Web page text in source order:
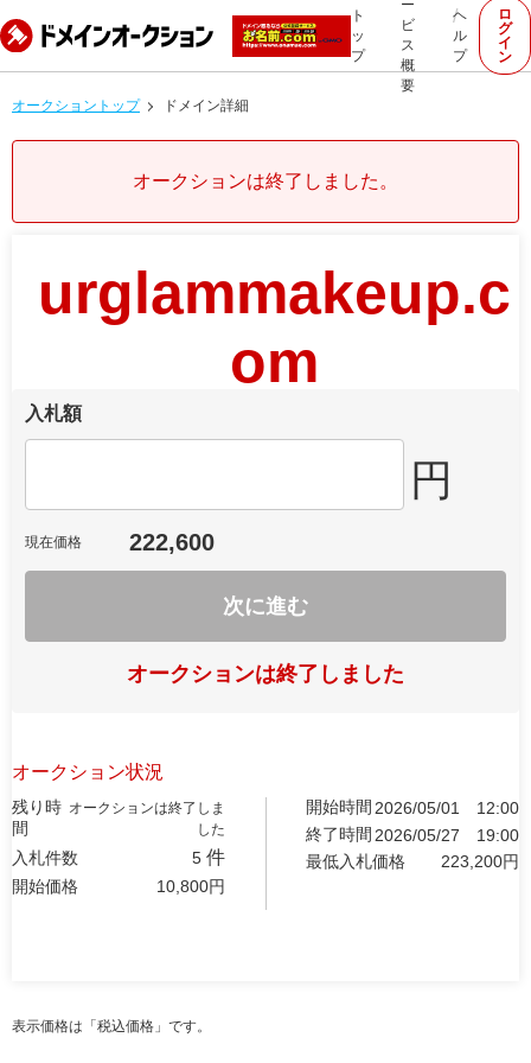
ト
ッ
プ
ー
ビ
ス
概
要
ヘ
ル
プ
ロ
グ
イ
ン
オークショントップ ドメイン詳細
オークションは終了しました。
urglammakeup.c
om
入札額
円
現在価格 222,600
次に進む
オークションは終了しました
オークション状況
残り時
間
オークションは終了しま
した
入札件数 5 件
開始価格 10,800円
開始時間 2026/05/01
12:00
終了時間 2026/05/27
19:00
最低入札価格
223,200円
表示価格は「税込価格」です。